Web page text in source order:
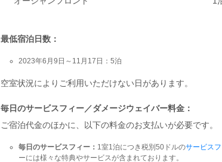
最低宿泊日数：
2023年6月9日～11月17日：5泊
空室状況によりご利用いただけない日があります。
毎日のサービスフィー／ダメージウェイバー料金：
ご宿泊代金のほかに、以下の料金のお支払いが必要です。
毎日のサービスフィー： 1室1泊につき税別50ドルのサービス
ーには様々な特典やサービスが含まれております。